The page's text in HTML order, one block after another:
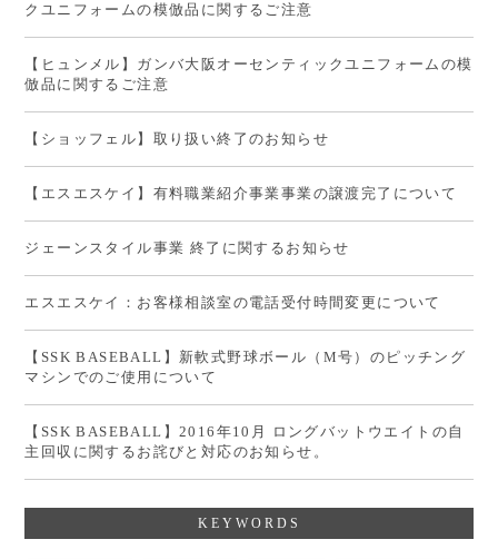
クユニフォームの模倣品に関するご注意
【ヒュンメル】ガンバ大阪オーセンティックユニフォームの模
倣品に関するご注意
【ショッフェル】取り扱い終了のお知らせ
【エスエスケイ】有料職業紹介事業事業の譲渡完了について
ジェーンスタイル事業 終了に関するお知らせ
エスエスケイ：お客様相談室の電話受付時間変更について
【SSK BASEBALL】新軟式野球ボール（M号）のピッチング
マシンでのご使用について
【SSK BASEBALL】2016年10月 ロングバットウエイトの自
主回収に関するお詫びと対応のお知らせ。
KEYWORDS